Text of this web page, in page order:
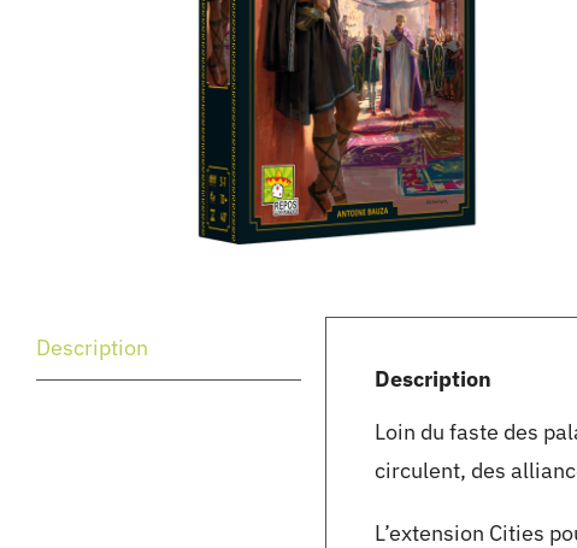
Description
Description
Loin du faste des
circulent, des
L’extension Cities